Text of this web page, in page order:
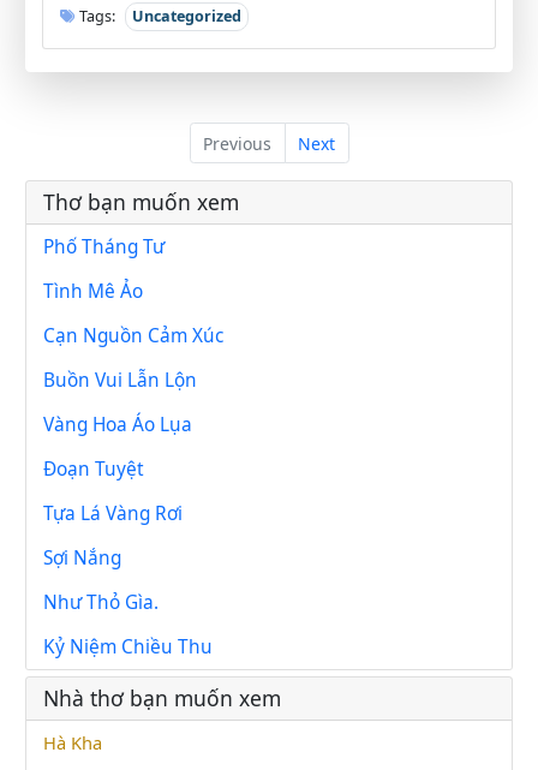
Tags: Uncategorized
Previous Next
Thơ bạn muốn xem
Phố Tháng Tư
Tình Mê Ảo
Cạn Nguồn Cảm Xúc
Buồn Vui Lẫn Lộn
Vàng Hoa Áo Lụa
Đoạn Tuyệt
Tựa Lá Vàng Rơi
Sợi Nắng
Như Thỏ Gìa.
Kỷ Niệm Chiều Thu
Nhà thơ bạn muốn xem
Hà Kha